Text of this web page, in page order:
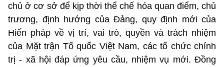
chủ ở cơ sở để kịp thời thể chế hóa quan điểm, chủ
trương, định hướng của Đảng, quy định mới của
Hiến pháp về vị trí, vai trò, quyền và trách nhiệm
của Mặt trận Tổ quốc Việt Nam, các tổ chức chính
trị - xã hội đáp ứng yêu cầu, nhiệm vụ mới. Đồng